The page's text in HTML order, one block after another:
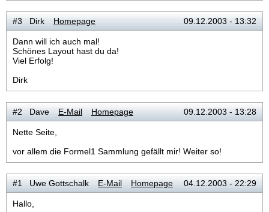
#3 Dirk Homepage 09.12.2003 - 13:32
Dann will ich auch mal!
Schönes Layout hast du da!
Viel Erfolg!
Dirk
#2 Dave E-Mail Homepage 09.12.2003 - 13:28
Nette Seite,
vor allem die Formel1 Sammlung gefällt mir! Weiter so!
#1 Uwe Gottschalk E-Mail Homepage 04.12.2003 - 22:29
Hallo,